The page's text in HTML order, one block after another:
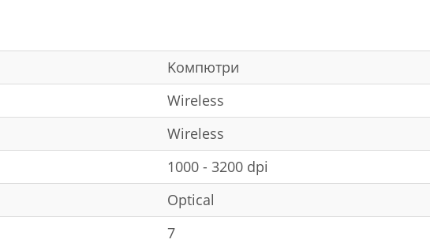
Kомпютри
Wireless
Wireless
1000 - 3200 dpi
Optical
7